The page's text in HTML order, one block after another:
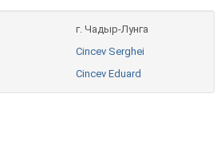
г. Чадыр-Лунга
Cincev Serghei
Cincev Eduard